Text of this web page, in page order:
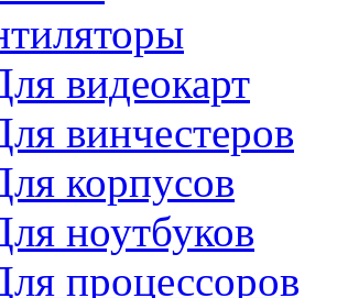
видеокарт
винчестеров
корпусов
ноутбуков
процессоров